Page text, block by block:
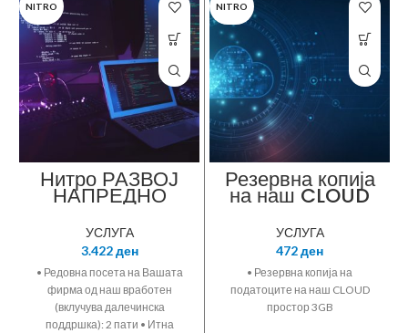
NITRO
Нитро РАЗВОЈ
НАПРЕДНО
одржување
УСЛУГА
3.422ден
• Редовна посета на Вашата
фирма од наш вработен
(вклучува далечинска
поддршка): 2 пати • Итна
NITRO
Резервна копија
на наш CLOUD
простор 3GB
УСЛУГА
472ден
• Резервна копија на
податоците на наш CLOUD
простор 3GB